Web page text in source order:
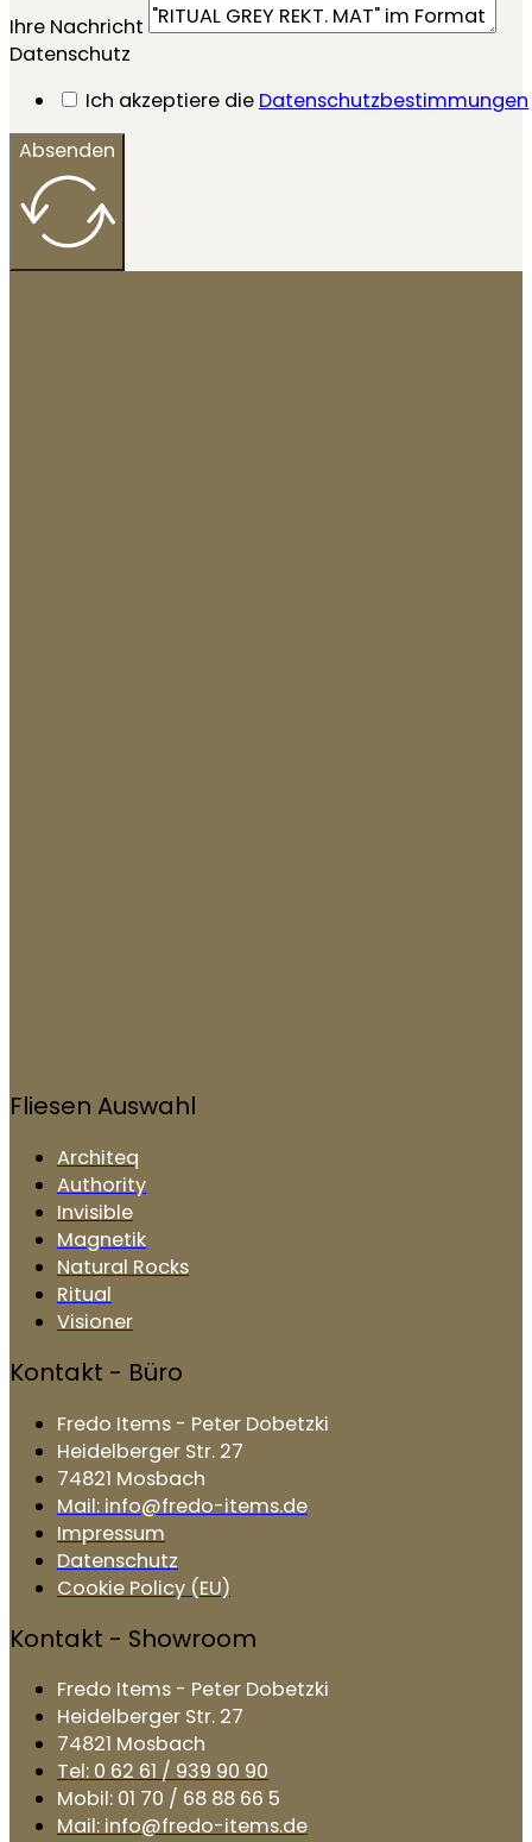
Ihre Nachricht
Datenschutz
Ich akzeptiere die Datenschutzbestimmungen
Absenden
Fliesen Auswahl
Architeq
Authority
Invisible
Magnetik
Natural Rocks
Ritual
Visioner
Kontakt - Büro
Fredo Items - Peter Dobetzki
Heidelberger Str. 27
74821 Mosbach
Mail: info@fredo-items.de
Impressum
Datenschutz
Cookie Policy (EU)
Kontakt - Showroom
Fredo Items - Peter Dobetzki
Heidelberger Str. 27
74821 Mosbach
Tel: 0 62 61 / 939 90 90
Mobil: 01 70 / 68 88 66 5
Mail: info@fredo-items.de